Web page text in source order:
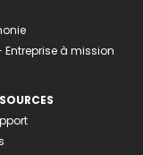
Entreprise à mission